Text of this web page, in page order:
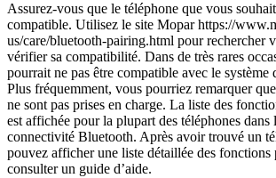
Assurez-vous que le téléphone que vous
compatible. Utilisez le site Mopar https://
us/care/bluetooth-pairing.html pour rechercher
vérifier sa compatibilité. Dans de très rares
pourrait ne pas être compatible avec le système
Plus fréquemment, vous pourriez remarquer
ne sont pas prises en charge. La liste des
est affichée pour la plupart des téléphones dans
connectivité Bluetooth. Après avoir trouvé un
pouvez afficher une liste détaillée des fonctions
consulter un guide d’aide.